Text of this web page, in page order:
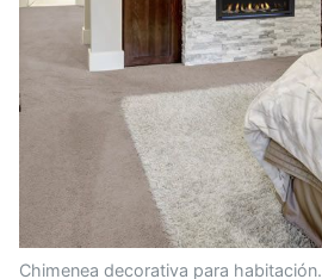
Chimenea decorativa para habitación.